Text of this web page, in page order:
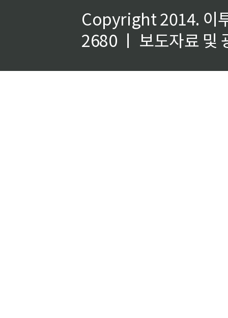
Copyright 2014. 이
2680 ㅣ 보도자료